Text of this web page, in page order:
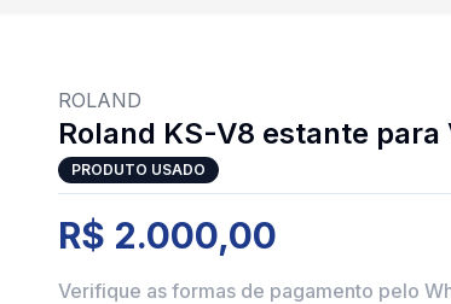
ROLAND
Roland KS-V8 estante
PRODUTO USADO
R$ 2.000,00
Verifique as formas de pagamento pelo